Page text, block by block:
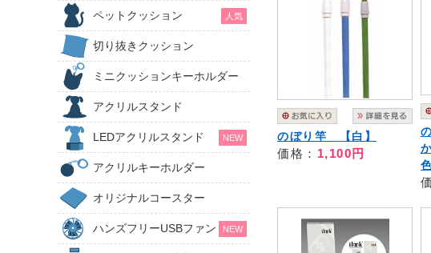
のぼり竿 【白】
価格： 1,100円
ペットクッション 人気
切り抜きクッション
ミニクッションキーホルダー
アクリルスタンド
LEDアクリルスタンド NEW
アクリルキーホルダー
オリジナルコースター
ハンズフリーUSBファン NEW